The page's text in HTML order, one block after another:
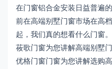
在门窗铝合金安装日益普遍
前在高端别墅门窗市场在高
起，我们真的想看什么门窗。
莜歌门窗为您讲解高端别墅
优格门窗门窗为您讲解选购